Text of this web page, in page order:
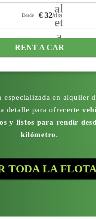
Desde € 32/día
RENT A CAR
especializada en alquiler
detalle para ofrecerte
y listos para rendir
kilómetro.
TODA LA